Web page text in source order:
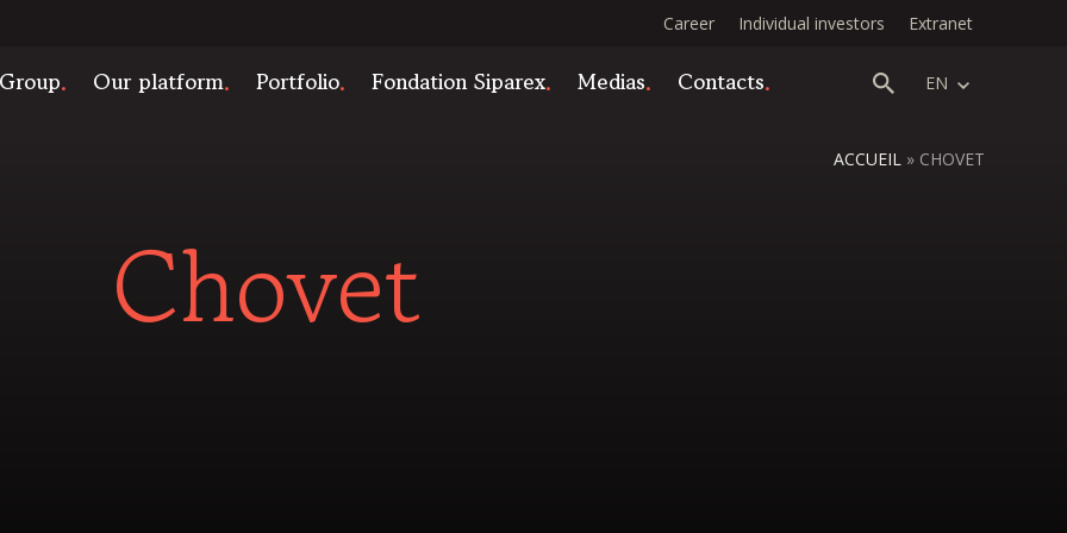
Career Individual investors Extranet
Our platform Portfolio Fondation Siparex Medias Contacts EN
ACCUEIL » CHOVET
Chovet